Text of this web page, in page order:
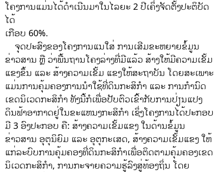
ໂຄງການແມ່ນໄດ້ດໍາເນີນມາໃນໄລຍະ 2 ປີເຄິ່ງຈັດຕັ້ງປະຕິບັດ
ໄດ້
ເກືອບ 60%.
ຈຸດປະສົງຂອງໂຄງການແນໃສ່ ການເສີມຂະຫຍາຍຂໍ້ມູນ
ຂ່າວສານ ຫຼື ວ່າພື້ນຖານໂຄງລ່າງທີ່ມີແລ້ວ ສ້າງໃຫ້ມີຄວາມເຂັ້ມ
ແຂງຂຶ້ນ ແລະ ສ້າງຄວາມເຂັ້ມ ແຂງໃຫ້ສະຖາບັນ ໂດຍສະເພາະ
ແມ່ນການຄຸ້ມຄອງການນໍາໃຊ້ທີ່ດິນກະສິກໍາ ແລະ ການກໍານົດ
ເຂດນິເວດກະສິກໍາ ທັງນີ້ກໍເພື່ອປັບຕົວເຂົ້າກັບການປ່ຽນແປງ
ດິນຟ້າອາກາດຢູ່ໃນຂະແຫນງກະສິກໍາ ເຊິ່ງໂຄງການໄດ້ປະກອບ
ມີ 3 ອົງປະກອບ ຄື: ສ້າງຄວາມເຂັ້ມແຂງ ໃນດ້ານຂໍ້ມູນ
ຂ່າວສານ ອຸຕຸນິຍົມ ແລະ ອຸຕຸກະເສດ, ສ້າງຄວາມເຂັ້ມແຂງ ໃຫ້
ແກ່ລະບົບການຄຸ້ມຄອງທີ່ດິນກະສິກໍາເພື່ອຕິດຕາມຄຸ້ມຄອງເຂດ
ນິເວດກະສິກໍາ, ການກະຈາຍຄວາມຮູ້ລົງສູ່ທ້ອງຖິ່ນ ໂດຍ